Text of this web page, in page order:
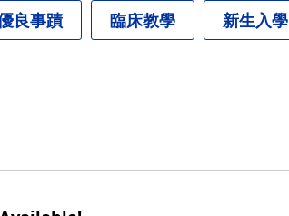
良事蹟 臨床教學 新生入學